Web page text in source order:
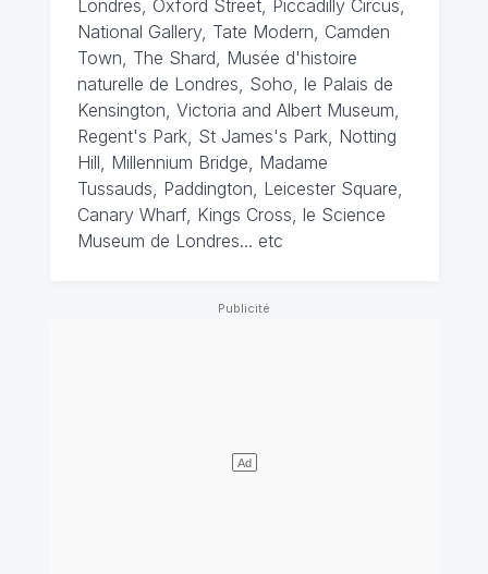
Londres, Oxford Street, Piccadilly Circus,
National Gallery, Tate Modern, Camden
Town, The Shard, Musée d'histoire
naturelle de Londres, Soho, le Palais de
Kensington, Victoria and Albert Museum,
Regent's Park, St James's Park, Notting
Hill, Millennium Bridge, Madame
Tussauds, Paddington, Leicester Square,
Canary Wharf, Kings Cross, le Science
Museum de Londres... etc